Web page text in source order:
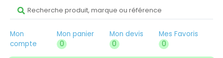
Mon
compte
Mon panier
0
Mon devis
0
Mes Favoris
0